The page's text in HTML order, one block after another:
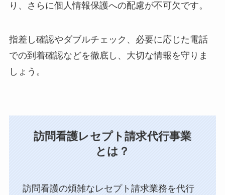
り、さらに個人情報保護への配慮が不可欠です。
指差し確認やダブルチェック、必要に応じた電話
での到着確認などを徹底し、大切な情報を守りま
しょう。
訪問看護レセプト請求代行事業
とは？
訪問看護の煩雑なレセプト請求業務を代行